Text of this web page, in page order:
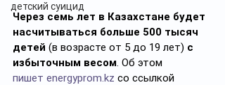
детский суицид
Через семь лет в Казахстане будет
насчитываться больше 500 тысяч
детей (в возрасте от 5 до 19 лет) с
избыточным весом. Об этом
пишет energyprom.kz со ссылкой